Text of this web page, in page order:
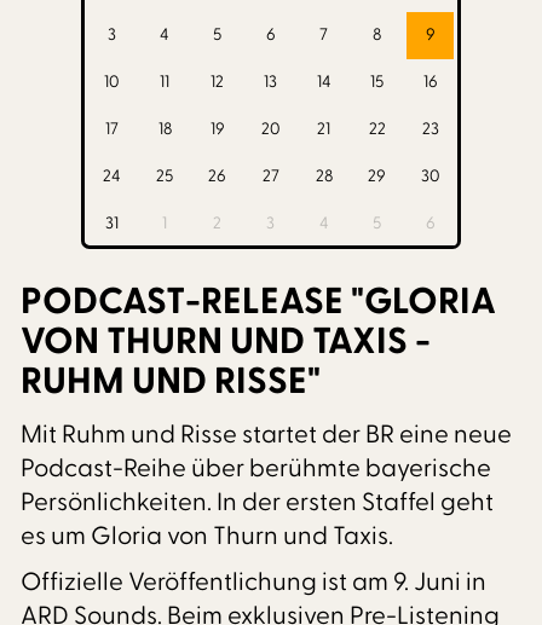
3 4 5 6 7 8 9
10 11 12 13 14 15 16
17 18 19 20 21 22 23
24 25 26 27 28 29 30
31 1 2 3 4 5 6
PODCAST-RELEASE "GLORIA
VON THURN UND TAXIS -
RUHM UND RISSE"
Mit Ruhm und Risse startet der BR eine neue
Podcast-Reihe über berühmte bayerische
Persönlichkeiten. In der ersten Staffel geht
es um Gloria von Thurn und Taxis.
Offizielle Veröffentlichung ist am 9. Juni in
ARD Sounds. Beim exklusiven Pre-Listening